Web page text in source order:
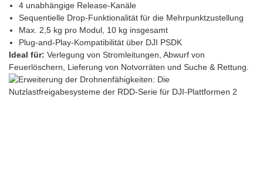
4 unabhängige Release-Kanäle
Sequentielle Drop-Funktionalität für die Mehrpunktzustellung
Max. 2,5 kg pro Modul, 10 kg insgesamt
Plug-and-Play-Kompatibilität über DJI PSDK
Ideal für: Verlegung von Stromleitungen, Abwurf von
Feuerlöschern, Lieferung von Notvorräten und Suche & Rettung.